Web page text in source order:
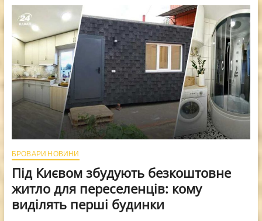
БРОВАРИ НОВИНИ
Під Києвом збудують безкоштовне
житло для переселенців: кому
виділять перші будинки